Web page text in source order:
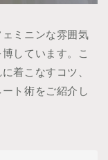
ミニンな雰囲気
しています。こ
着こなすコツ、
ト術をご紹介し